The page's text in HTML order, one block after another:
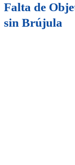
Falta de
sin Brújula